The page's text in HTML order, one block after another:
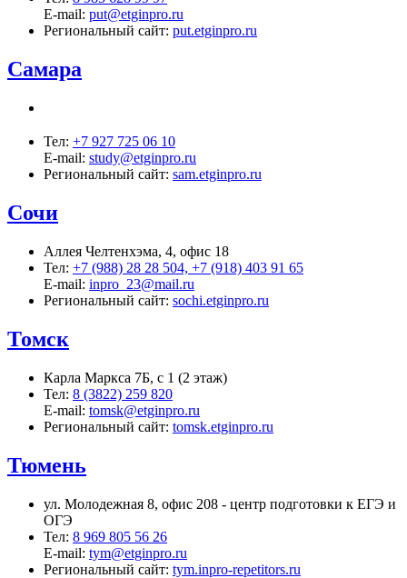
E-mail: put@etginpro.ru
Региональный сайт: put.etginpro.ru
Самара
Тел: +7 927 725 06 10
E-mail: study@etginpro.ru
Региональный сайт: sam.etginpro.ru
Сочи
Аллея Челтенхэма, 4, офис 18
Тел: +7 (988) 28 28 504, +7 (918) 403 91 65
E-mail: inpro_23@mail.ru
Региональный сайт: sochi.etginpro.ru
Томск
Карла Маркса 7Б, с 1 (2 этаж)
Тел: 8 (3822) 259 820
E-mail: tomsk@etginpro.ru
Региональный сайт: tomsk.etginpro.ru
Тюмень
ул. Молодежная 8, офис 208 - центр подготовки к ЕГЭ и
ОГЭ
Тел: 8 969 805 56 26
E-mail: tym@etginpro.ru
Региональный сайт: tym.inpro-repetitors.ru